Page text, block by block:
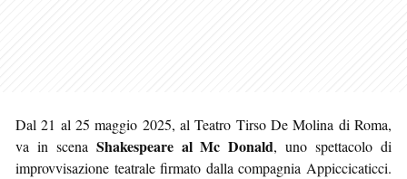
Dal 21 al 25 maggio 2025, al Teatro Tirso De Molina di Roma,
va in scena Shakespeare al Mc Donald, uno spettacolo di
improvvisazione teatrale firmato dalla compagnia Appiccicaticci.